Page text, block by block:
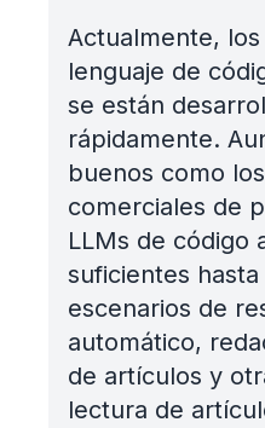
Actualmente,
lenguaje de
se están
rápidamente.
buenos como
comerciales de
LLMs de código
suficientes
escenarios de
automático,
de artículos y
lectura de